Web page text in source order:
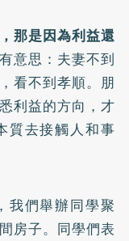
那是因為利益還
意思：夫妻不到
看不到孝順。朋
利益的方向，才
質去接觸人和事
我們舉辦同學聚
房子。同學們表